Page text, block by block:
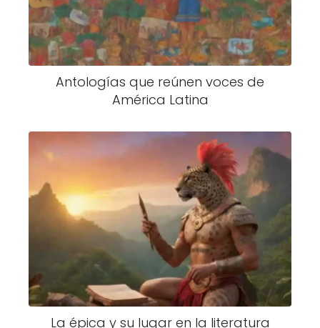
Antologías que reúnen voces de
América Latina
La épica y su lugar en la literatura